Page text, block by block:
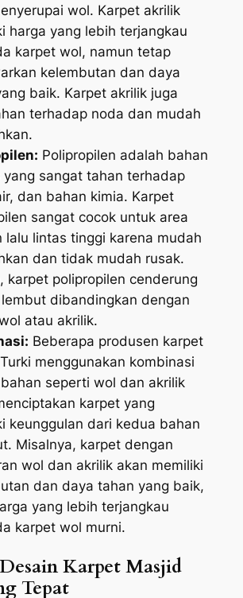
wol. Karpet akrilik
harga yang lebih terjangkau
karpet wol, namun tetap
kelembutan dan daya
baik. Karpet akrilik juga
terhadap noda dan mudah
Polipropilen adalah bahan
yang sangat tahan terhadap
dan bahan kimia. Karpet
sangat cocok untuk area
lalu lintas tinggi karena mudah
dan tidak mudah rusak.
karpet polipropilen cenderung
dibandingkan dengan
atau akrilik.
Beberapa produsen karpet
menggunakan kombinasi
seperti wol dan akrilik
karpet yang
keunggulan dari kedua bahan
Misalnya, karpet dengan
wol dan akrilik akan memiliki
dan daya tahan yang baik,
yang lebih terjangkau
karpet wol murni.
Karpet Masjid
Tepat